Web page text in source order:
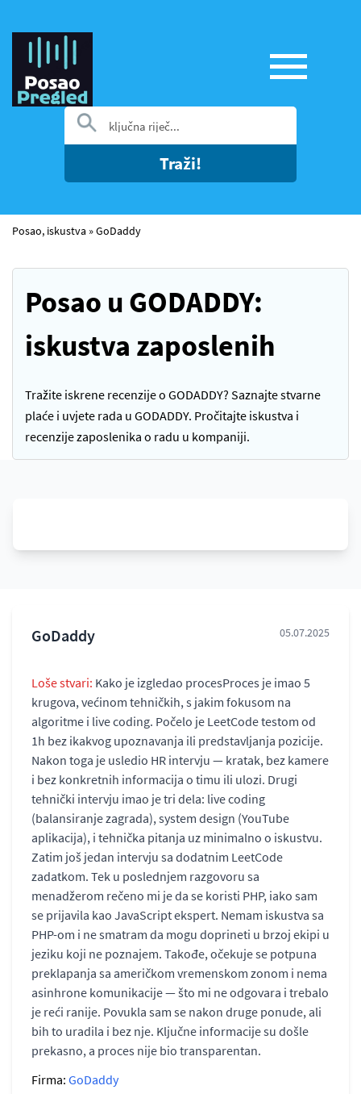
Traži!
Posao, iskustva »GoDaddy
Posao u GODADDY:
iskustva zaposlenih
Tražite iskrene recenzije o GODADDY? Saznajte stvarne
plaće i uvjete rada u GODADDY. Pročitajte iskustva i
recenzije zaposlenika o radu u kompaniji.
GoDaddy 05.07.2025
Loše stvari: Kako je izgledao procesProces je imao 5
krugova, većinom tehničkih, s jakim fokusom na
algoritme i live coding. Počelo je LeetCode testom od
1h bez ikakvog upoznavanja ili predstavljanja pozicije.
Nakon toga je usledio HR intervju — kratak, bez kamere
i bez konkretnih informacija o timu ili ulozi. Drugi
tehnički intervju imao je tri dela: live coding
(balansiranje zagrada), system design (YouTube
aplikacija), i tehnička pitanja uz minimalno o iskustvu.
Zatim još jedan intervju sa dodatnim LeetCode
zadatkom. Tek u poslednjem razgovoru sa
menadžerom rečeno mi je da se koristi PHP, iako sam
se prijavila kao JavaScript ekspert. Nemam iskustva sa
PHP-om i ne smatram da mogu doprineti u brzoj ekipi u
jeziku koji ne poznajem. Takođe, očekuje se potpuna
preklapanja sa američkom vremenskom zonom i nema
asinhrone komunikacije — što mi ne odgovara i trebalo
je reći ranije. Povukla sam se nakon druge ponude, ali
bih to uradila i bez nje. Ključne informacije su došle
prekasno, a proces nije bio transparentan.
Firma: GoDaddy